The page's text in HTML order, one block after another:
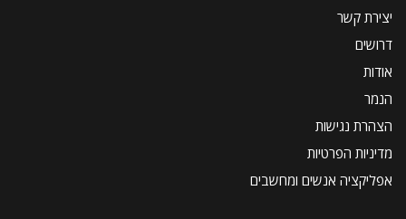
יצירת קשר
דרושים
אודות
הנמר
הצהרת נגישות
מדיניות הפרטיות
אפליקציה אנשים ומחשבים